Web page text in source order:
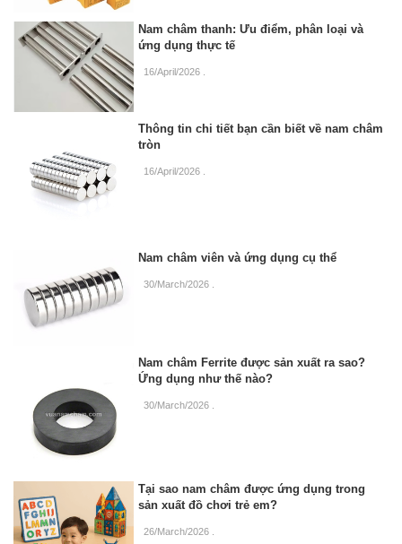
Nam châm thanh: Ưu điểm, phân loại và
ứng dụng thực tế
16/April/2026
Thông tin chi tiết bạn cần biết về nam châm
tròn
16/April/2026
Nam châm viên và ứng dụng cụ thể
30/March/2026
Nam châm Ferrite được sản xuất ra sao?
Ứng dụng như thế nào?
30/March/2026
Tại sao nam châm được ứng dụng trong
sản xuất đồ chơi trẻ em?
26/March/2026